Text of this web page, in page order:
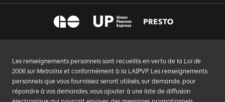
Les renseignements personnels sont recueillis en vertu de la Loi de
2006 sur Metrolinx et conformément à la LAIPVP. Les renseignements
personnels que vous fournissez seront utilisés, sur demande, pour
répondre à vos demandes, vous ajouter à une liste de diffusion